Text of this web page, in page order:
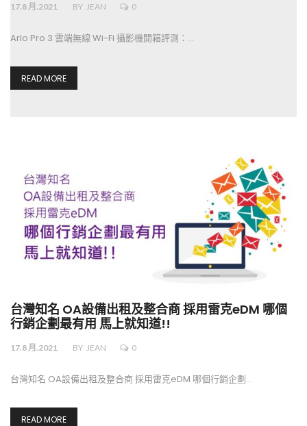
17.8 月.2021 BY JEAN 0
Arlo Pro 3 雲端無線 Wi-Fi 攝影機開箱評測：…
READ MORE
台灣知名 OA設備出租及整合商 採用雷克eDM 哪個
行銷企劃最有用 馬上就知道!!
17.8 月.2021 BY JEAN 0
台灣知名 OA設備出租及整合商 採用雷克eDM 哪個行銷企劃…
READ MORE